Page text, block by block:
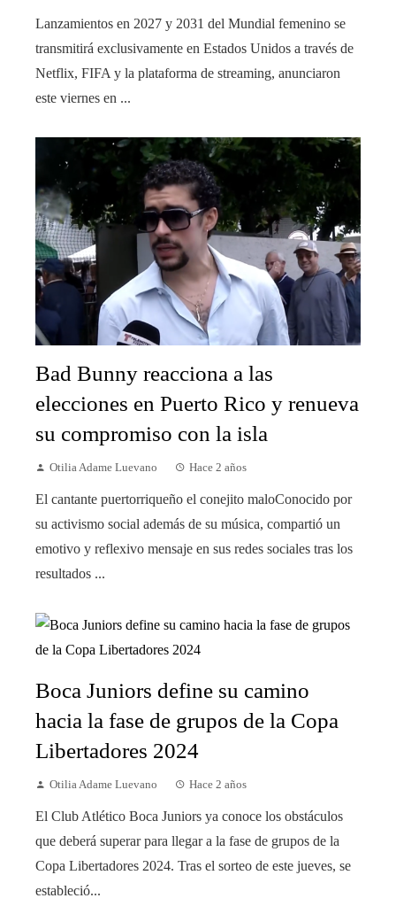
Lanzamientos en 2027 y 2031 del Mundial femenino se
transmitirá exclusivamente en Estados Unidos a través de
Netflix, FIFA y la plataforma de streaming, anunciaron
este viernes en ...
Bad Bunny reacciona a las
elecciones en Puerto Rico y renueva
su compromiso con la isla
Otilia Adame Luevano Hace 2 años
El cantante puertorriqueño el conejito maloConocido por
su activismo social además de su música, compartió un
emotivo y reflexivo mensaje en sus redes sociales tras los
resultados ...
Boca Juniors define su camino
hacia la fase de grupos de la Copa
Libertadores 2024
Otilia Adame Luevano Hace 2 años
El Club Atlético Boca Juniors ya conoce los obstáculos
que deberá superar para llegar a la fase de grupos de la
Copa Libertadores 2024. Tras el sorteo de este jueves, se
estableció...